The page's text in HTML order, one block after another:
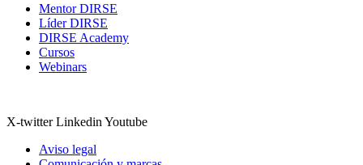
Mentor DIRSE
Líder DIRSE
DIRSE Academy
Cursos
Webinars
X-twitter Linkedin Youtube
Aviso legal